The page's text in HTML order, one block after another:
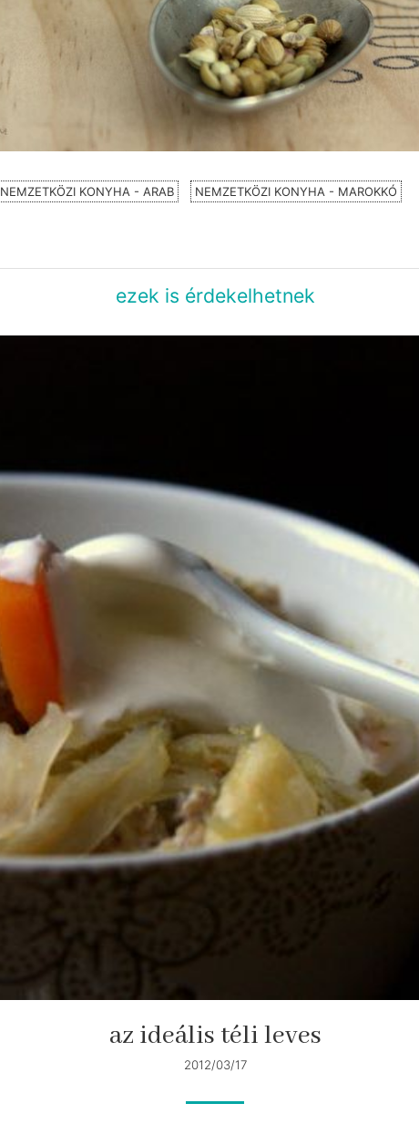
NEMZETKÖZI KONYHA - ARAB NEMZETKÖZI KONYHA - MAROKKÓ
ezek is érdekelhetnek
az ideális téli leves
2012/03/17